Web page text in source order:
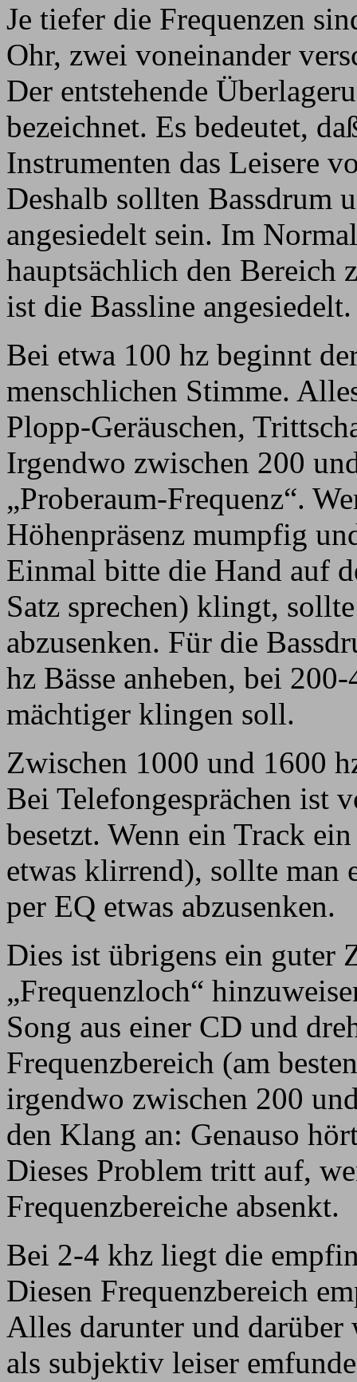
Je tiefer die Frequenzen
Ohr, zwei voneinander
Der entstehende
bezeichnet. Es bedeutet,
Instrumenten das Leisere
Deshalb sollten Bassdrum
angesiedelt sein. Im
hauptsächlich den Bereich
ist die Bassline angesiedelt.
Bei etwa 100 hz beginnt
menschlichen Stimme.
Plopp-Geräuschen,
Irgendwo zwischen 200
„Proberaum-Frequenz“.
Höhenpräsenz mumpfig
Einmal bitte die Hand auf
Satz sprechen) klingt,
abzusenken. Für die
hz Bässe anheben, bei
mächtiger klingen soll.
Zwischen 1000 und 1600
Bei Telefongesprächen ist
besetzt. Wenn ein Track
etwas klirrend), sollte man
per EQ etwas abzusenken.
Dies ist übrigens ein guter
„Frequenzloch“
Song aus einer CD und
Frequenzbereich (am
irgendwo zwischen 200
den Klang an: Genauso
Dieses Problem tritt auf,
Frequenzbereiche absenkt.
Bei 2-4 khz liegt die
Diesen Frequenzbereich
Alles darunter und
als subjektiv leiser